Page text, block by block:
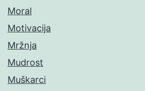
Moral
Motivacija
Mržnja
Mudrost
Muškarci